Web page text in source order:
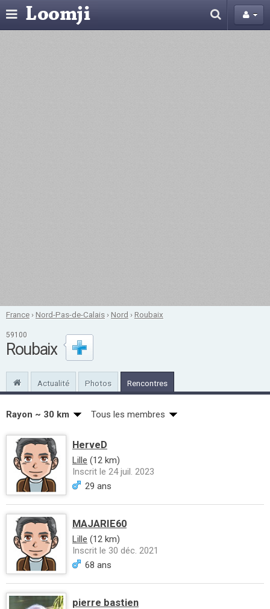
France ›Nord-Pas-de-Calais ›Nord ›Roubaix
59100
Roubaix
Actualité Photos Rencontres
Rayon ~ 30 km Tous les membres
HerveD
Lille (12 km)
Inscrit le 24 juil. 2023
29 ans
MAJARIE60
Lille (12 km)
Inscrit le 30 déc. 2021
68 ans
pierre bastien